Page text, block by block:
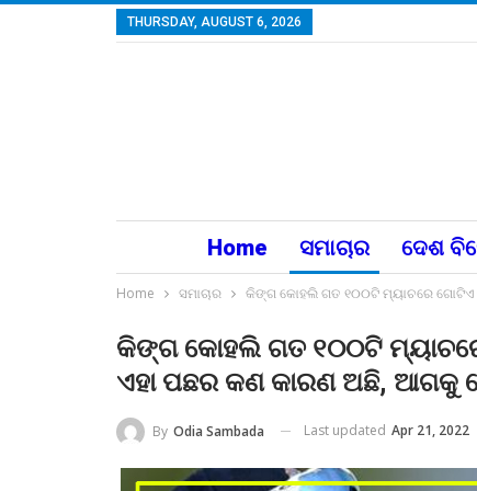
THURSDAY, AUGUST 6, 2026
Home ସମାଚାର ଦେଶ
Home ସମାଚାର କିଙ୍ଗ କୋହଲି ଗତ ୧୦୦ଟି ମ୍ୟାଚରେ ଗୋଟିଏ
କିଙ୍ଗ କୋହଲି ଗତ ୧୦୦ଟି
ଏହା ପଛର କଣ କାରଣ ଅଛି, ଆଗକୁ
By Odia Sambada Last updated Apr 21, 2022